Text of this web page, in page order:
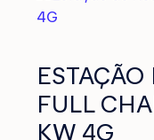
ESTAÇÃO
FULL
KW 4G